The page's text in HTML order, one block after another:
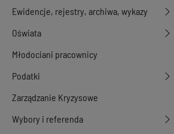
Ewidencje, rejestry, archiwa, wykazy
Oświata
Młodociani pracownicy
Podatki
Zarządzanie Kryzysowe
Wybory i referenda